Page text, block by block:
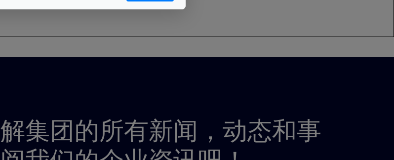
集团的所有新闻，动态和事